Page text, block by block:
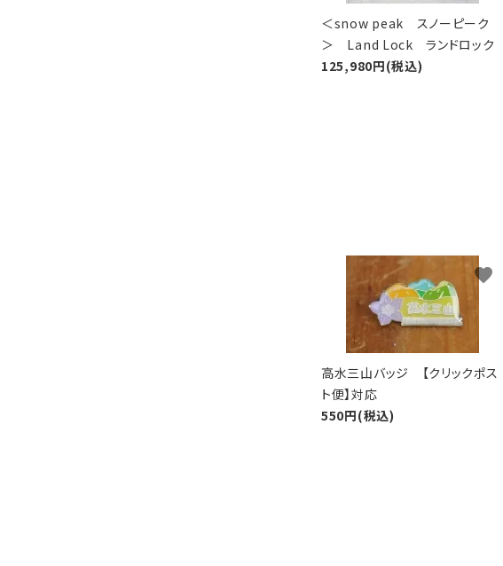
＜snow peak スノーピーク
＞ Land Lock ランドロック
125,980円(税込)
高水三山バッジ 【クリックポス
ト便】対応
550円(税込)
favorite